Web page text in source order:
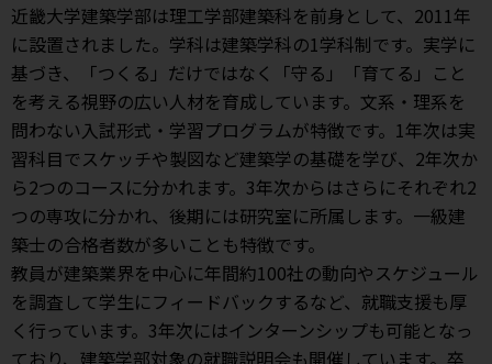
近畿大学建築学部は理工学部建築科を前身として、2011年
に設置されました。学科は建築学科の1学科制です。実学に
基づき、「つくる」だけではなく「守る」「育てる」こと
を考える視野の広い人材を育成しています。文系・理系を
問わない入試形式・学習プログラムが特徴です。1年次は実
習科目でスケッチや製図など建築学の基礎を学び、2年次か
ら2つのコースに分かれます。3年次からはさらにそれぞれ2
つの専攻に分かれ、後期には研究室に所属します。一級建
築士の合格者数が多いことも特徴です。
教員が建築業界を中心に年間約100社の動向やスケジュール
を調査して学生にフィードバックするなど、就職支援も厚
く行っています。3年次にはインターンシップも可能となっ
ており、建築学部対象の就職説明会も開催しています。卒